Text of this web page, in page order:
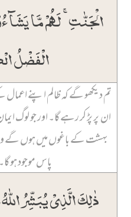
الۡجَنّٰتِ ۚ لَہُمۡ مَّا
الۡفَضۡلُ
تم دیکھو گے کہ ظالم اپنے
ان پر پڑ کر رہے گا۔ اور جو
بہشت کے باغوں میں ہوں گے وہ
پاس موجود ہو
ذٰلِکَ الَّذِیۡ یُبَشِّرُ